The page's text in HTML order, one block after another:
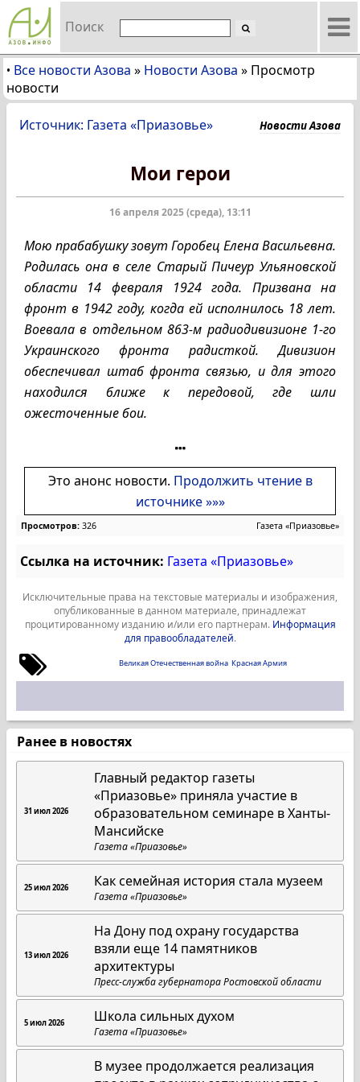
Поиск
• Все новости Азова » Новости Азова » Просмотр
новости
Источник: Газета «Приазовье» Новости Азова
Мои герои
16 апреля 2025 (среда), 13:11
Мою прабабушку зовут Горобец Елена Васильевна.
Родилась она в селе Старый Пичеур Ульяновской
области 14 февраля 1924 года. Призвана на
фронт в 1942 году, когда ей исполнилось 18 лет.
Воевала в отдельном 863-м радиодивизионе 1-го
Украинского фронта радисткой. Дивизион
обеспечивал штаб фронта связью, и для этого
находился ближе к передовой, где шли
ожесточенные бои.
Это анонс новости. Продолжить чтение в
источнике »»»
Просмотров: 326 Газета «Приазовье»
Ссылка на источник: Газета «Приазовье»
Исключительные права на текстовые материалы и изображения,
опубликованные в данном материале, принадлежат
процитированному изданию и/или его партнерам. Информация
для правообладателей.
Великая Отечественная война Красная Армия
Ранее в новостях
31 июл 2026
Главный редактор газеты
«Приазовье» приняла участие в
образовательном семинаре в Ханты-
Мансийске
Газета «Приазовье»
25 июл 2026 Как семейная история стала музеем
Газета «Приазовье»
13 июл 2026
На Дону под охрану государства
взяли еще 14 памятников
архитектуры
Пресс-служба губернатора Ростовской области
5 июл 2026 Школа сильных духом
Газета «Приазовье»
В музее продолжается реализация